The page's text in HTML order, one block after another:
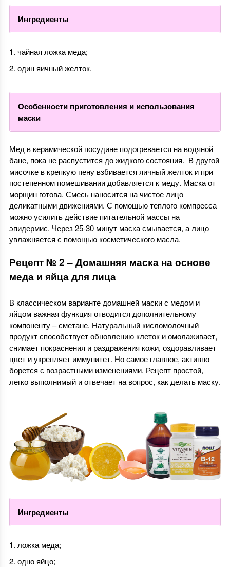
Ингредиенты
чайная ложка меда;
один яичный желток.
Особенности приготовления и использования
маски
Мед в керамической посудине подогревается на водяной
бане, пока не распустится до жидкого состояния. В другой
мисочке в крепкую пену взбивается яичный желток и при
постепенном помешивании добавляется к меду. Маска от
морщин готова. Смесь наносится на чистое лицо
деликатными движениями. С помощью теплого компресса
можно усилить действие питательной массы на
эпидермис. Через 25-30 минут маска смывается, а лицо
увлажняется с помощью косметического масла.
Рецепт № 2 – Домашняя маска на основе
меда и яйца для лица
В классическом варианте домашней маски с медом и
яйцом важная функция отводится дополнительному
компоненту – сметане. Натуральный кисломолочный
продукт способствует обновлению клеток и омолаживает,
снимает покраснения и раздражения кожи, оздоравливает
цвет и укрепляет иммунитет. Но самое главное, активно
борется с возрастными изменениями. Рецепт простой,
легко выполнимый и отвечает на вопрос, как делать маску.
Ингредиенты
ложка меда;
одно яйцо;